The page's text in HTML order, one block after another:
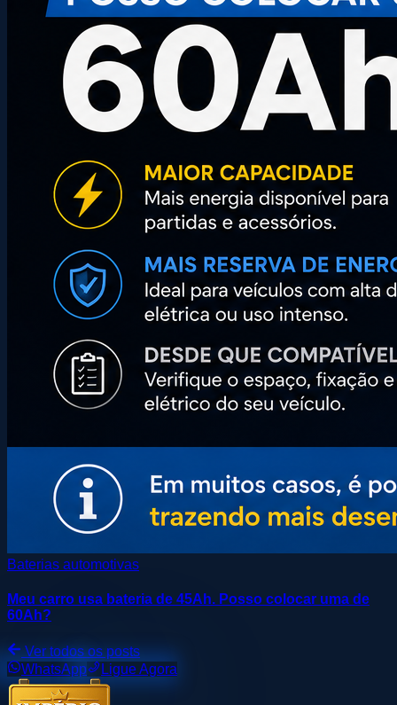
Baterias automotivas
Meu carro usa bateria de 45Ah. Posso colocar uma de
60Ah?
Ver todos os posts
WhatsApp
Ligue Agora